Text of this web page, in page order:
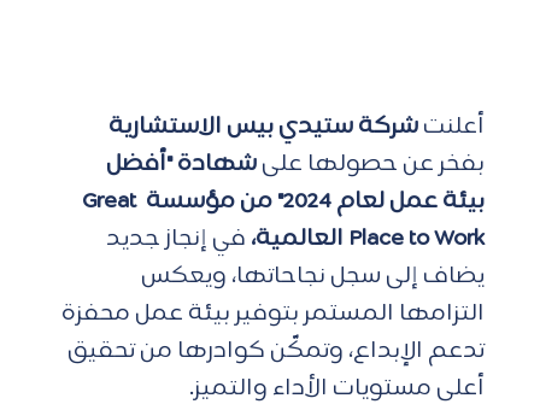
أعلنت شركة ستيدي بيس الاستشارية
بفخر عن حصولها على شهادة "أفضل
بيئة عمل لعام 2024" من مؤسسة Great
Place to Work العالمية،
في إنجاز جديد
يضاف إلى سجل نجاحاتها، ويعكس
التزامها المستمر بتوفير بيئة عمل محفزة
تدعم الإبداع، وتمكّن كوادرها من تحقيق
أعلى مستويات الأداء والتميز.